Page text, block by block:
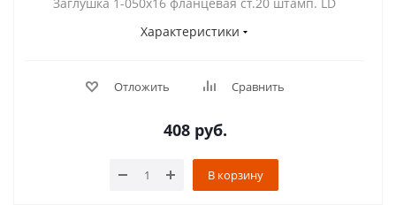
Характеристики
Отложить Сравнить
408руб.
В корзину